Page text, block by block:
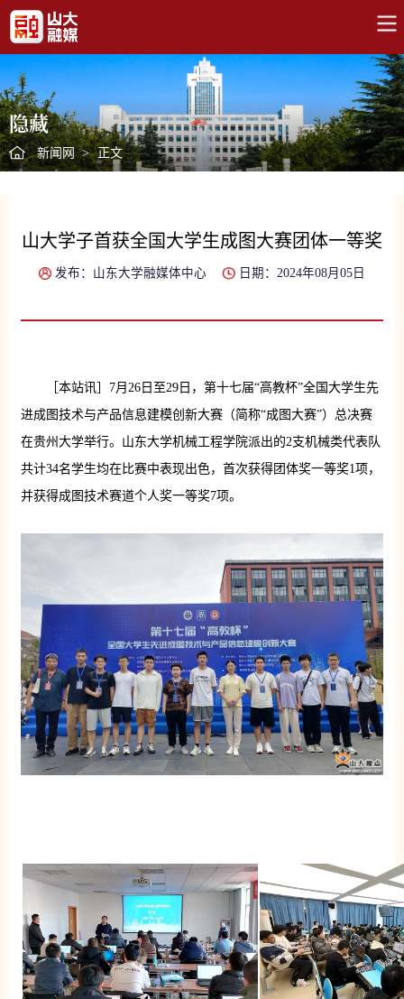
隐藏
新闻网 > 正文
山大学子首获全国大学生成图大赛团体一等奖
发布：山东大学融媒体中心 日期：2024年08月05日
［本站讯］7月26日至29日，第十七届“高教杯”全国大学生先
进成图技术与产品信息建模创新大赛（简称“成图大赛”）总决赛
在贵州大学举行。 山东大学机械工程学院派出的2支机械类代表队
共计34名学生均在比赛中表现出色，首次获得团体奖一等奖1项，
并获得成图技术赛道个人奖一等奖7项。